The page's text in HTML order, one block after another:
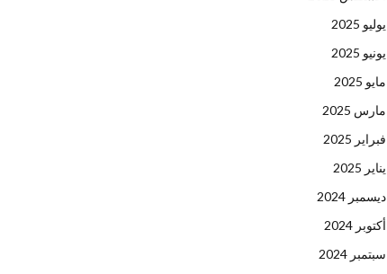
يوليو 2025
يونيو 2025
مايو 2025
مارس 2025
فبراير 2025
يناير 2025
ديسمبر 2024
أكتوبر 2024
سبتمبر 2024